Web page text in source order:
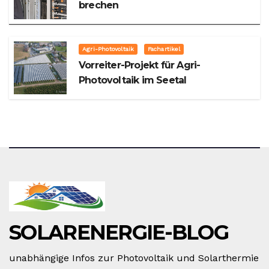
brechen
Agri-Photovoltaik Fachartikel
Vorreiter-Projekt für Agri-
Photovoltaik im Seetal
SOLARENERGIE-BLOG
unabhängige Infos zur Photovoltaik und Solarthermie